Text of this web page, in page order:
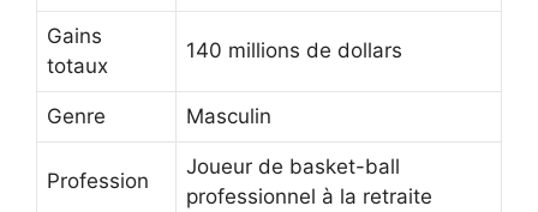
Gains
totaux
140 millions de dollars
Genre Masculin
Profession
Joueur de basket-ball
professionnel à la retraite